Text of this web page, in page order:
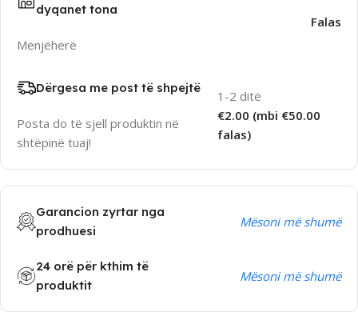
dyqanet tona
Menjëherë
Falas
Dërgesa me post të shpejtë
Posta do të sjell produktin në
shtëpinë tuaj!
1-2 ditë
€2.00 (mbi €50.00
falas)
Garancion zyrtar nga
prodhuesi
Mësoni më shumë
24 orë për kthim të
produktit
Mësoni më shumë